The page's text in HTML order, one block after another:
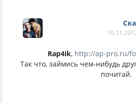
Rap4ik, http://ap-pro.ru/
Так что, займись чем-нибудь
почитай.